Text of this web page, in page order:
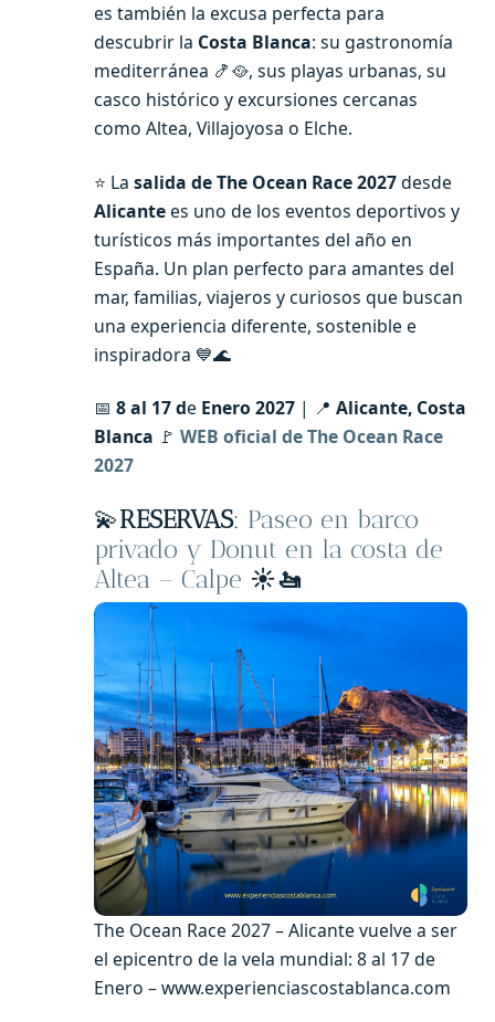
es también la excusa perfecta para
descubrir la Costa Blanca: su gastronomía
mediterránea 🍤🥘, sus playas urbanas, su
casco histórico y excursiones cercanas
como Altea, Villajoyosa o Elche.
⭐ La salida de The Ocean Race 2027desde
Alicantees uno de los eventos deportivos y
turísticos más importantes del año en
España. Un plan perfecto para amantes del
mar, familias, viajeros y curiosos que buscan
una experiencia diferente, sostenible e
inspiradora 💙🌊
📅 8 al 17 de Enero 2027 | 📍 Alicante, Costa
Blanca 🚩 WEB oficial de The Ocean Race
2027
💫RESERVAS: Paseo en barco
privado y Donut en la costa de
Altea – Calpe ☀️🚤
The Ocean Race 2027 – Alicante vuelve a ser
el epicentro de la vela mundial: 8 al 17 de
Enero – www.experienciascostablanca.com